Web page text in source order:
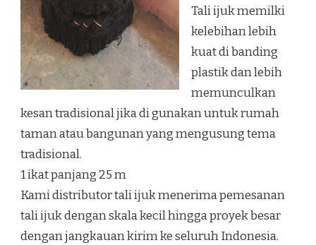
Tali ijuk memilki
kelebihan lebih
kuat di banding
plastik dan lebih
memunculkan
kesan tradisional jika di gunakan untuk rumah
taman atau bangunan yang mengusung tema
tradisional.
1 ikat panjang 25 m
Kami distributor tali ijuk menerima pemesanan
tali ijuk dengan skala kecil hingga proyek besar
dengan jangkauan kirim ke seluruh Indonesia.